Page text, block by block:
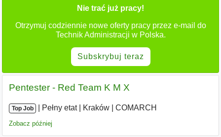
Nie trać już pracy!
Otrzymuj codziennie nowe oferty pracy przez e-mail do
Technik Administracji w Polska.
Subskrybuj teraz
Pentester - Red Team K M X
Top Job Pełny etat| Kraków COMARCH
Zobacz później